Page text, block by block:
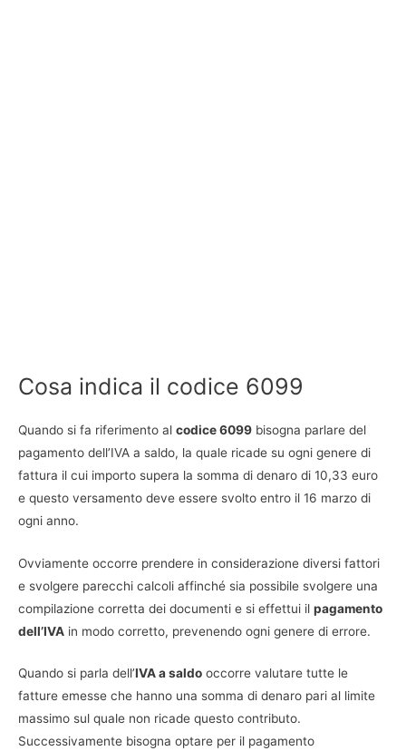
Cosa indica il codice 6099
Quando si fa riferimento al codice 6099 bisogna parlare del
pagamento dell’IVA a saldo, la quale ricade su ogni genere di
fattura il cui importo supera la somma di denaro di 10,33 euro
e questo versamento deve essere svolto entro il 16 marzo di
ogni anno.
Ovviamente occorre prendere in considerazione diversi fattori
e svolgere parecchi calcoli affinché sia possibile svolgere una
compilazione corretta dei documenti e si effettui il pagamento
dell’IVA in modo corretto, prevenendo ogni genere di errore.
Quando si parla dell’IVA a saldo occorre valutare tutte le
fatture emesse che hanno una somma di denaro pari al limite
massimo sul quale non ricade questo contributo.
Successivamente bisogna optare per il pagamento